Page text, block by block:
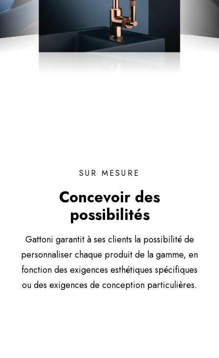
SUR MESURE
Concevoir des
possibilités
Gattoni garantit à ses clients la possibilité de
personnaliser chaque produit de la gamme, en
fonction des exigences esthétiques spécifiques
ou des exigences de conception particulières.